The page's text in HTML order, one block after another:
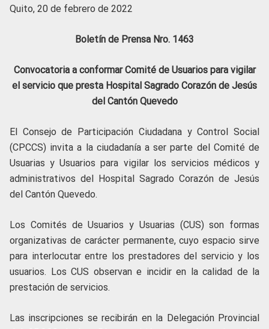
Quito, 20 de febrero de 2022
Boletín de Prensa Nro. 1463
Convocatoria a conformar Comité de Usuarios para vigilar
el servicio que presta Hospital Sagrado Corazón de Jesús
del Cantón Quevedo
El Consejo de Participación Ciudadana y Control Social
(CPCCS) invita a la ciudadanía a ser parte del Comité de
Usuarias y Usuarios para vigilar los servicios médicos y
administrativos del Hospital Sagrado Corazón de Jesús
del Cantón Quevedo.
Los Comités de Usuarios y Usuarias (CUS) son formas
organizativas de carácter permanente, cuyo espacio sirve
para interlocutar entre los prestadores del servicio y los
usuarios. Los CUS observan e incidir en la calidad de la
prestación de servicios.
Las inscripciones se recibirán en la Delegación Provincial